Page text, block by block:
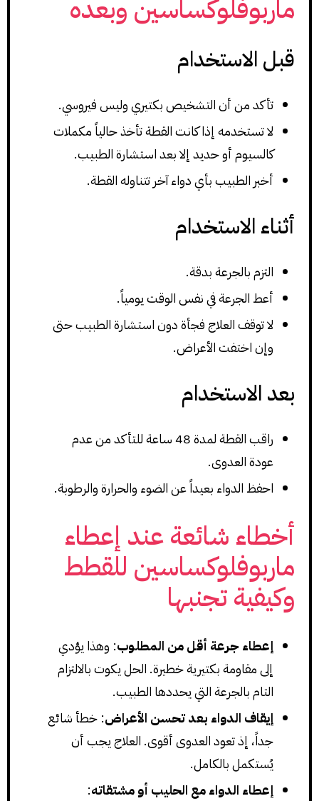
ماربوفلوكساسين وبعده
قبل الاستخدام
تأكد من أن التشخيص بكتيري وليس فيروسي.
لا تستخدمه إذا كانت القطة تأخذ حالياً مكملات
كالسيوم أو حديد إلا بعد استشارة الطبيب.
أخبر الطبيب بأي دواء آخر تتناوله القطة.
أثناء الاستخدام
التزم بالجرعة بدقة.
أعط الجرعة في نفس الوقت يومياً.
لا توقف العلاج فجأة دون استشارة الطبيب حتى
وإن اختفت الأعراض.
بعد الاستخدام
راقب القطة لمدة 48 ساعة للتأكد من عدم
عودة العدوى.
احفظ الدواء بعيداً عن الضوء والحرارة والرطوبة.
أخطاء شائعة عند إعطاء
ماربوفلوكساسين للقطط
وكيفية تجنبها
إعطاء جرعة أقل من المطلوب: وهذا يؤدي
إلى مقاومة بكتيرية خطيرة. الحل يكوت بالالتزام
التام بالجرعة التي يحددها الطبيب.
إيقاف الدواء بعد تحسن الأعراض: خطأ شائع
جداً، إذ تعود العدوى أقوى. العلاج يجب أن
يُستكمل بالكامل.
إعطاء الدواء مع الحليب أو مشتقاته: